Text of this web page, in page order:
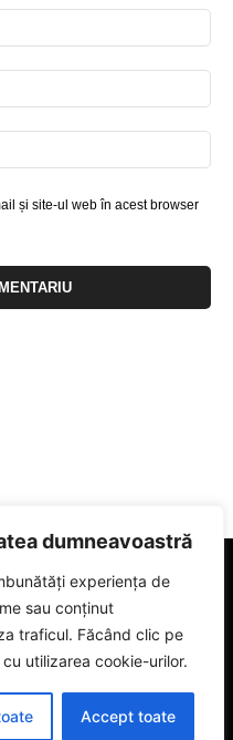
dumneavoastră
experiența de
sau conținut
traficul. Făcând clic pe
utilizarea cookie-urilor.
Accept toate
și site-ul web în acest browser
sunt rezervate.